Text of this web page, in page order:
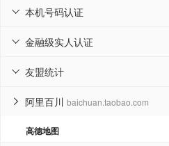
本机号码认证

金融级实人认证

友盟统计

阿里百川 baichuan.taobao.com

高德地图